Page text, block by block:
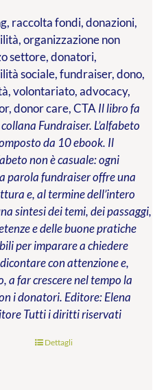
raccolta fondi, donazioni,
organizzazione non
settore, donatori,
sociale, fundraiser, dono,
volontariato, advocacy,
donor care, CTA Il libro fa
Fundraiser. L’alfabeto
da 10 ebook. Il
non è casuale: ogni
parola fundraiser offre una
e, al termine dell’intero
sintesi dei temi, dei passaggi,
e delle buone pratiche
per imparare a chiedere
con attenzione e,
a far crescere nel tempo la
i donatori. Editore: Elena
Tutti i diritti riservati
Dettagli